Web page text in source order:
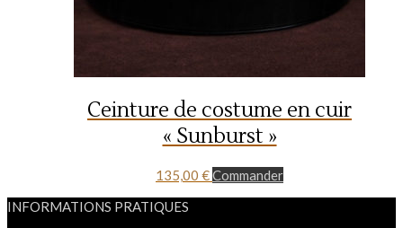
Ceinture de costume en cuir
« Sunburst »
135,00 €Commander
INFORMATIONS PRATIQUES